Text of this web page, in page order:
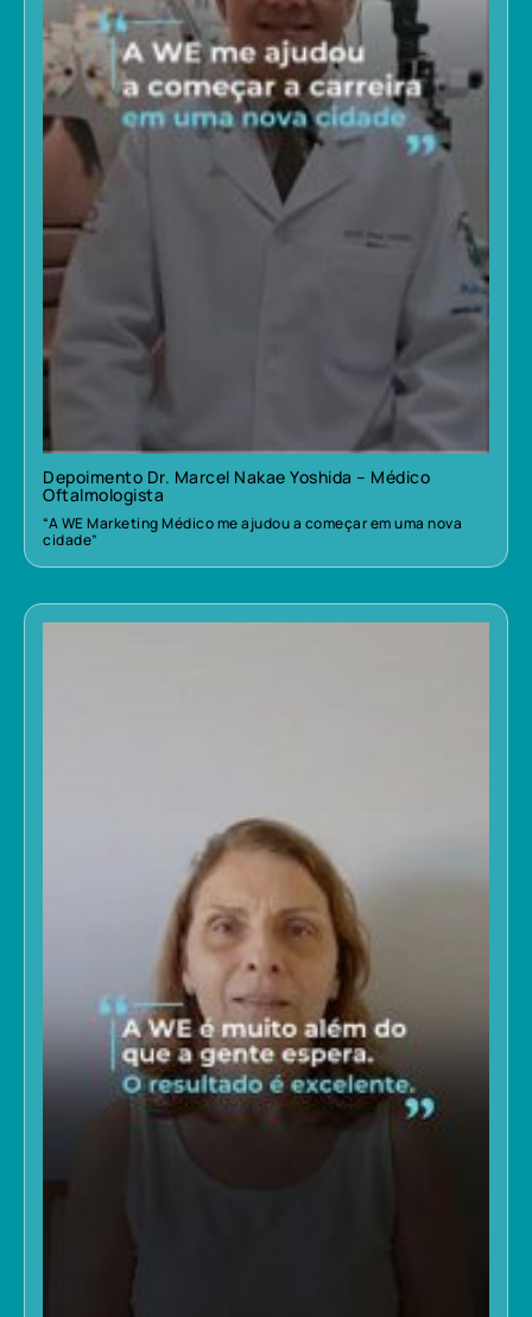
Depoimento Dr. Marcel Nakae Yoshida – Médico
Oftalmologista
“A WE Marketing Médico me ajudou a começar em uma nova
cidade”